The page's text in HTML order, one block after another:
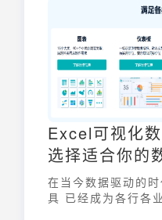
Excel可视化数
选择适合你的
在当今数据驱动的
具 已经成为各行各